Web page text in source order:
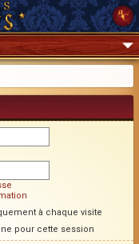
à chaque visite
pour cette session